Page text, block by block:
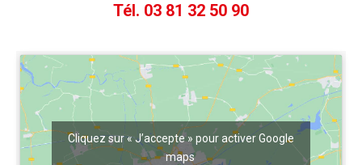
Tél. 03 81 32 50 90
Cliquez sur « J’accepte » pour activer Google
maps